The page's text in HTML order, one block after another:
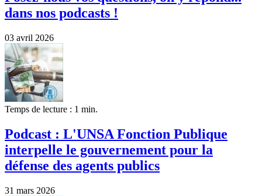
dans nos podcasts !
03 avril 2026
Temps de lecture : 1 min.
Podcast : L'UNSA Fonction Publique
interpelle le gouvernement pour la
défense des agents publics
31 mars 2026